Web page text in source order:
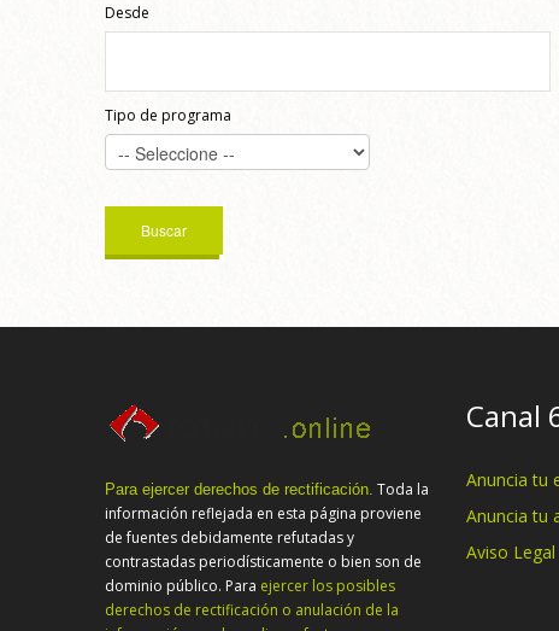
Desde
Tipo de programa
Para ejercer derechos de rectificación. Toda la
información reflejada en esta página proviene
de fuentes debidamente refutadas y
contrastadas periodísticamente o bien son de
dominio público. Para ejercer los posibles
derechos de rectificación o anulación de la
Canal
Anuncia tu
Anuncia tu
Aviso Legal